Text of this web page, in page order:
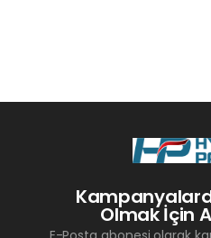
Olmak İçin